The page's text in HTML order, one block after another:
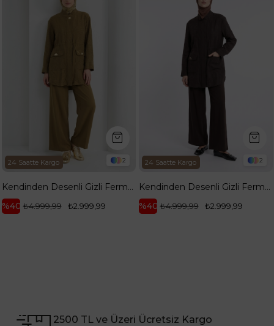
2
24 Saatte Kargo
Kendinden Desenli Gizli Fermuarlı Cepli Pantolonlu İkili Takım Yağ Yeşili 26YA603
%40
₺2.999,99
₺4.999,99
2
24 Saatte Kargo
Kendinden Desenli Gizli Fermuarlı Cepli Pantolonlu İkili Takım Kahverengi 26YA603
%40
₺2.999,99
₺4.999,99
2500 TL ve Üzeri Ücretsiz Kargo